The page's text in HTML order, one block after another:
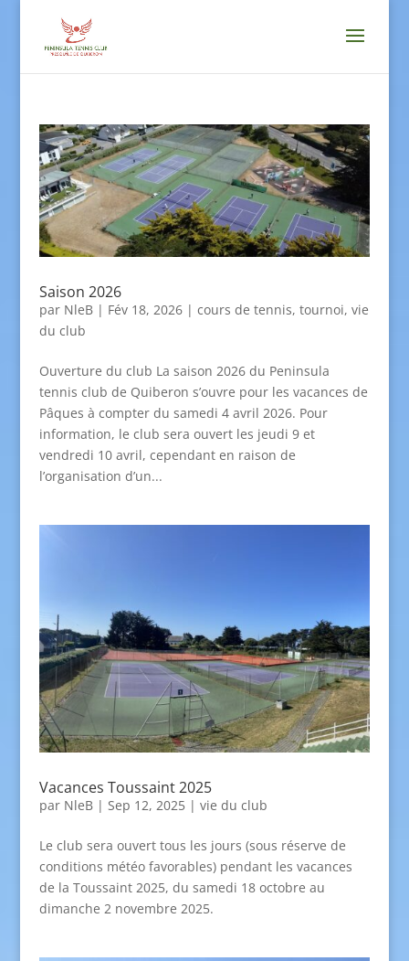
Saison 2026
par NleB| Fév 18, 2026| cours de tennis, tournoi, vie
du club
Ouverture du club La saison 2026 du Peninsula
tennis club de Quiberon s’ouvre pour les vacances de
Pâques à compter du samedi 4 avril 2026. Pour
information, le club sera ouvert les jeudi 9 et
vendredi 10 avril, cependant en raison de
l’organisation d’un...
Vacances Toussaint 2025
par NleB| Sep 12, 2025| vie du club
Le club sera ouvert tous les jours (sous réserve de
conditions météo favorables) pendant les vacances
de la Toussaint 2025, du samedi 18 octobre au
dimanche 2 novembre 2025.